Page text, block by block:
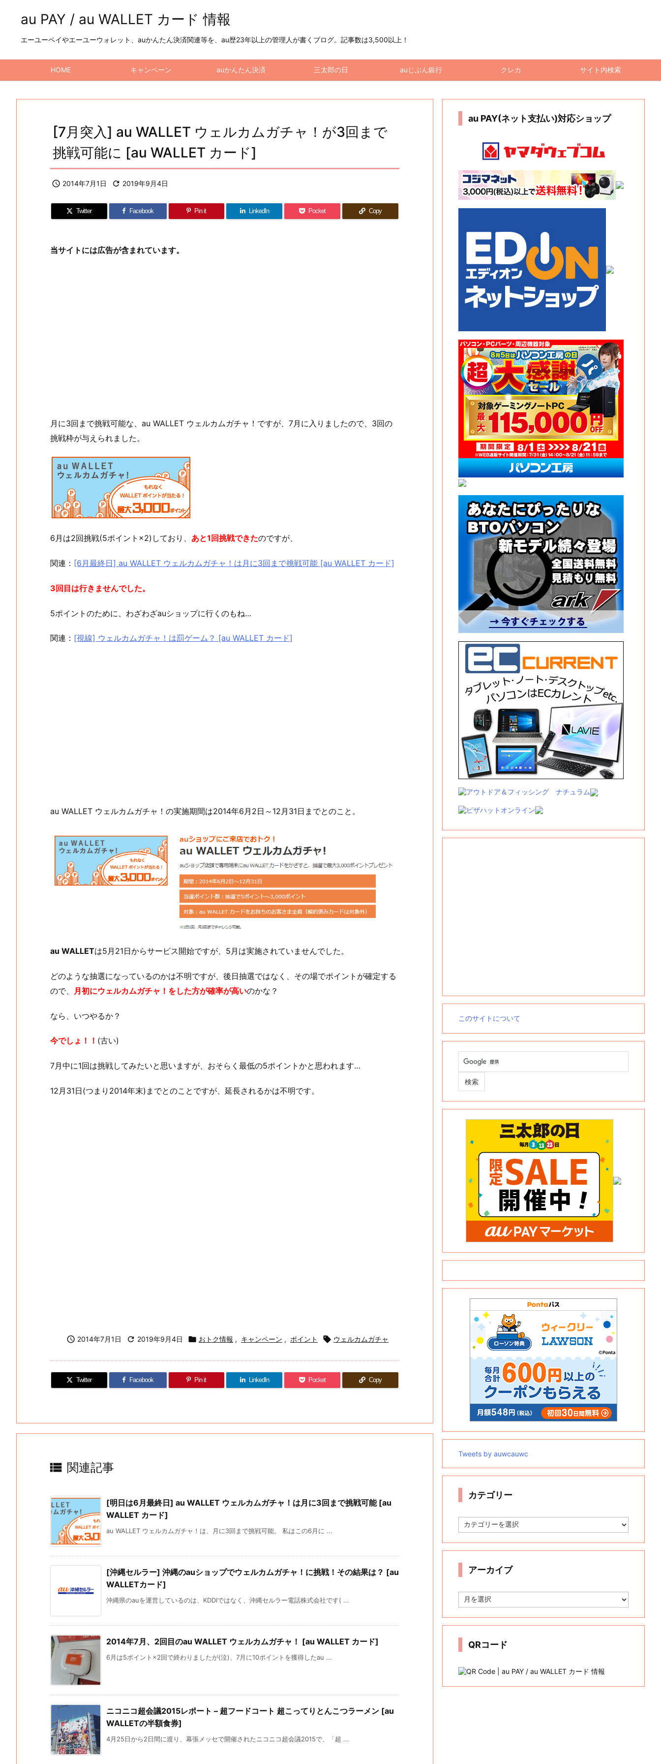
au PAY / au WALLET カード 情報
エーユーペイやエーユーウォレット、auかんたん決済関連等を、au歴23年以上の管理人が書くブログ。記事数は3,500以上！
HOME キャンペーン auかんたん決済 三太郎の日 auじぶん銀行 クレカ サイト内検索
[7月突入] au WALLET ウェルカムガチャ！が3回まで
挑戦可能に [au WALLET カード]
 2014年7月1日  2019年9月4日
Twitter Facebook Pin it LinkedIn Pocket Copy
当サイトには広告が含まれています。
月に3回まで挑戦可能な、au WALLET ウェルカムガチャ！ですが、7月に入りましたので、3回の
挑戦枠が与えられました。
6月は2回挑戦(5ポイント×2)しており、 あと1回挑戦できたのですが、
関連： [6月最終日] au WALLET ウェルカムガチャ！は月に3回まで挑戦可能 [au WALLET カード]
3回目は行きませんでした。
5ポイントのために、わざわざauショップに行くのもね…
関連： [視線] ウェルカムガチャ！は罰ゲーム？ [au WALLET カード]
au WALLET ウェルカムガチャ！の実施期間は2014年6月2日～12月31日までとのこと。
au WALLETは5月21日からサービス開始ですが、5月は実施されていませんでした。
どのような抽選になっているのかは不明ですが、後日抽選ではなく、その場でポイントが確定する
ので、
月初にウェルカムガチャ！をした方が確率が高いのかな？
なら、いつやるか？
今でしょ！！ (古い)
7月中に1回は挑戦してみたいと思いますが、おそらく最低の5ポイントかと思われます…
12月31日(つまり2014年末)までとのことですが、延長されるかは不明です。
 2014年7月1日  2019年9月4日  おトク情報 , キャンペーン , ポイント  ウェルカムガチャ
Twitter Facebook Pin it LinkedIn Pocket Copy
 関連記事
[明日は6月最終日] au WALLET ウェルカムガチャ！は月に3回まで挑戦可能 [au
WALLET カード]
au WALLET ウェルカムガチャ！は、月に3回まで挑戦可能。 私はこの6月に ...
[沖縄セルラー] 沖縄のauショップでウェルカムガチャ！に挑戦！その結果は？ [au
WALLETカード]
沖縄県のauを運営しているのは、KDDIではなく、沖縄セルラー電話株式会社です( ...
2014年7月、2回目のau WALLET ウェルカムガチャ！ [au WALLET カード]
6月は5ポイント×2回で終わりましたが(泣)、7月に10ポイントを獲得したau ...
ニコニコ超会議2015レポート – 超フードコート 超こってりとんこつラーメン [au
WALLETの半額食券]
4月25日から2日間に渡り、幕張メッセで開催されたニコニコ超会議2015で、「超 ...
au PAY(ネット支払い)対応ショップ
このサイトについて
Tweets by auwcauwc
カテゴリー
テ
リ
アーカイブ
ー
イ
QRコード